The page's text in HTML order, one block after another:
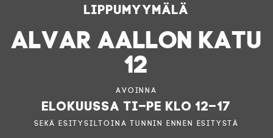
Lippumyymälä
ALVAR AALLON KATU
12
Avoinna
elokuussa ti–pe klo 12–17
sekä esitysiltoina tunnin ennen esitystä